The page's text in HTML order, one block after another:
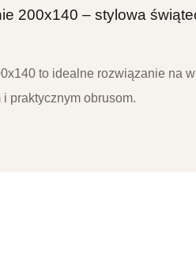
200x140 – stylowa
to idealne rozwiązanie na
praktycznym obrusom.